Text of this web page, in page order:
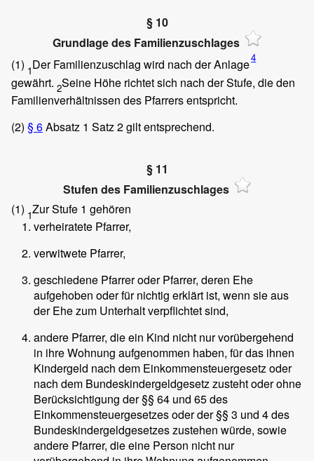
§ 10
Grundlage des Familienzuschlages
(1) 1Der Familienzuschlag wird nach der Anlage4
gewährt. 2Seine Höhe richtet sich nach der Stufe, die den
Familienverhältnissen des Pfarrers entspricht.
(2) § 6Absatz 1 Satz 2 gilt entsprechend.
§ 11
Stufen des Familienzuschlages
(1) 1Zur Stufe 1 gehören
verheiratete Pfarrer,
verwitwete Pfarrer,
geschiedene Pfarrer oder Pfarrer, deren Ehe
aufgehoben oder für nichtig erklärt ist, wenn sie aus
der Ehe zum Unterhalt verpflichtet sind,
andere Pfarrer, die ein Kind nicht nur vorübergehend
in ihre Wohnung aufgenommen haben, für das ihnen
Kindergeld nach dem Einkommensteuergesetz oder
nach dem Bundeskindergeldgesetz zusteht oder ohne
Berücksichtigung der §§ 64 und 65 des
Einkommensteuergesetzes oder der §§ 3 und 4 des
Bundeskindergeldgesetzes zustehen würde, sowie
andere Pfarrer, die eine Person nicht nur